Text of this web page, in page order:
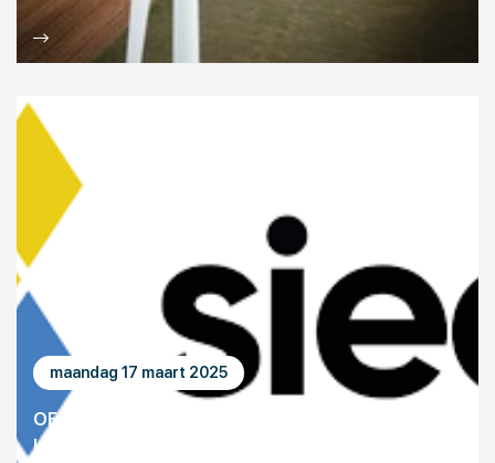
maandag 17 maart 2025
OE partner in grensoverschrijdend onderzoek
kleine windmolens